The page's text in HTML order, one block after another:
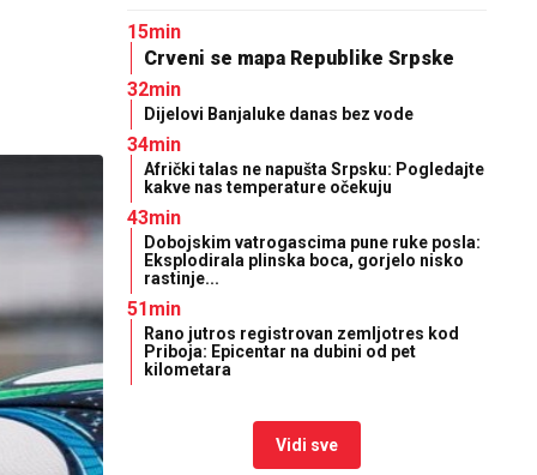
15min
Crveni se mapa Republike Srpske
32min
Dijelovi Banjaluke danas bez vode
34min
Afrički talas ne napušta Srpsku: Pogledajte
kakve nas temperature očekuju
43min
Dobojskim vatrogascima pune ruke posla:
Eksplodirala plinska boca, gorjelo nisko
rastinje...
51min
Rano jutros registrovan zemljotres kod
Priboja: Epicentar na dubini od pet
kilometara
Vidi sve